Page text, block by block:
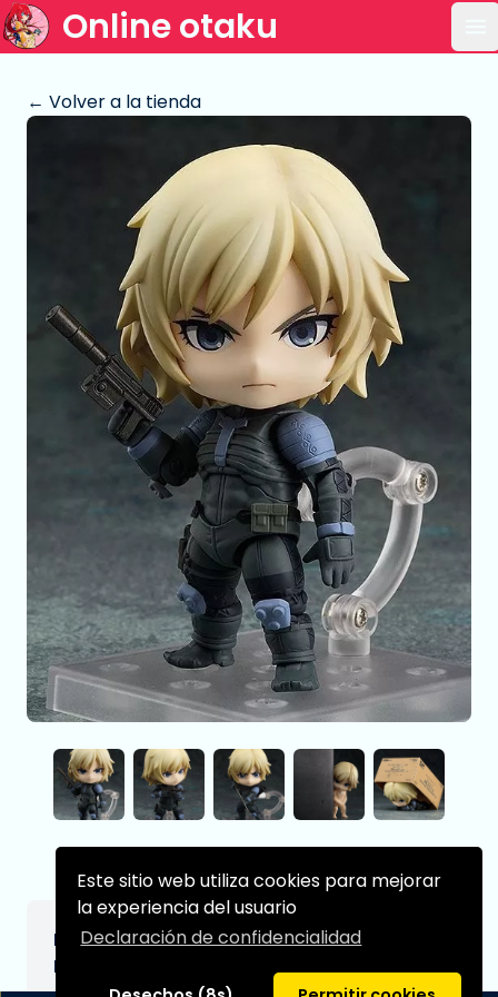
Este sitio web utiliza cookies para mejorar
la experiencia del usuario
Declaración de confidencialidad
Online otaku
← Volver a la tienda
Metal Gear Solid Figura Nendoroid Raiden
MGS2 Ver. (re-run) 10 cm